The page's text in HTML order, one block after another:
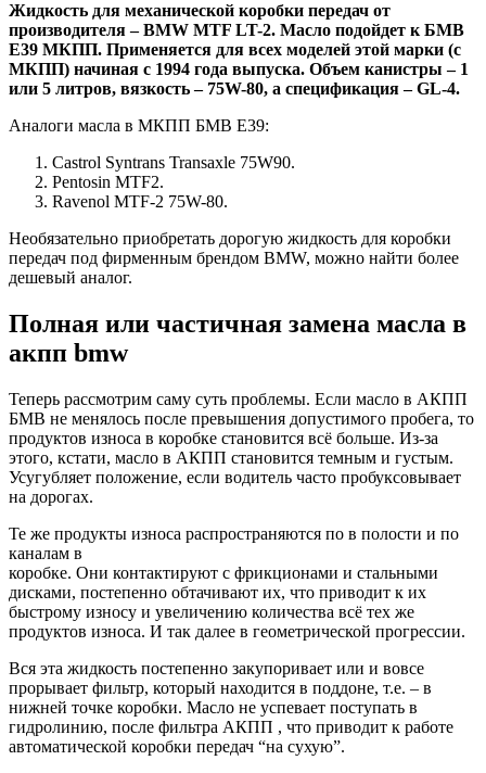
Жидкость для механической коробки передач от
производителя – BMW MTF LT-2. Масло подойдет к БМВ
Е39 МКПП. Применяется для всех моделей этой марки (с
МКПП) начиная с 1994 года выпуска. Объем канистры – 1
или 5 литров, вязкость – 75W-80, а спецификация – GL-4.
Аналоги масла в МКПП БМВ Е39:
Castrol Syntrans Transaxle 75W90.
Pentosin MTF2.
Ravenol MTF-2 75W-80.
Необязательно приобретать дорогую жидкость для коробки
передач под фирменным брендом BMW, можно найти более
дешевый аналог.
Полная или частичная замена масла в
акпп bmw
Теперь рассмотрим саму суть проблемы. Если масло в АКПП
БМВ не менялось после превышения допустимого пробега, то
продуктов износа в коробке становится всё больше. Из-за
этого, кстати, масло в АКПП становится темным и густым.
Усугубляет положение, если водитель часто пробуксовывает
на дорогах.
Те же продукты износа распространяются по в полости и по
каналам в
коробке. Они контактируют с фрикционами и стальными
дисками, постепенно обтачивают их, что приводит к их
быстрому износу и увеличению количества всё тех же
продуктов износа. И так далее в геометрической прогрессии.
Вся эта жидкость постепенно закупоривает или и вовсе
прорывает фильтр, который находится в поддоне, т.е. – в
нижней точке коробки. Масло не успевает поступать в
гидролинию, после фильтра АКПП , что приводит к работе
автоматической коробки передач “на сухую”.